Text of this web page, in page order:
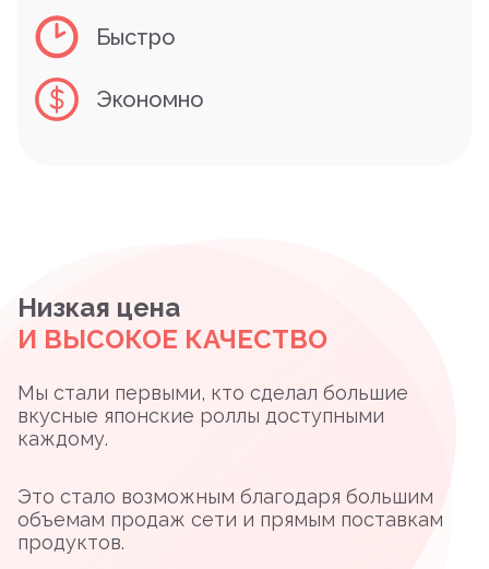
Быстро
Экономно
Низкая цена
И ВЫСОКОЕ КАЧЕСТВО
Мы стали первыми, кто сделал большие
вкусные японские роллы доступными
каждому.
Это стало возможным благодаря большим
объемам продаж сети и прямым поставкам
продуктов.